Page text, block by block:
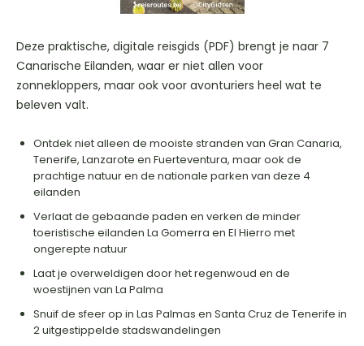
Deze praktische, digitale reisgids (PDF) brengt je naar 7
Canarische Eilanden, waar er niet allen voor
zonnekloppers, maar ook voor avonturiers heel wat te
beleven valt.
Ontdek niet alleen de mooiste stranden van Gran Canaria,
Tenerife, Lanzarote en Fuerteventura, maar ook de
prachtige natuur en de nationale parken van deze 4
eilanden
Verlaat de gebaande paden en verken de minder
toeristische eilanden La Gomerra en El Hierro met
ongerepte natuur
Laat je overweldigen door het regenwoud en de
woestijnen van La Palma
Snuif de sfeer op in Las Palmas en Santa Cruz de Tenerife in
2 uitgestippelde stadswandelingen